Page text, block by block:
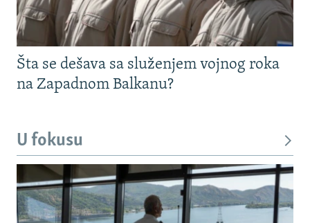
Šta se dešava sa služenjem vojnog roka
na Zapadnom Balkanu?
U fokusu